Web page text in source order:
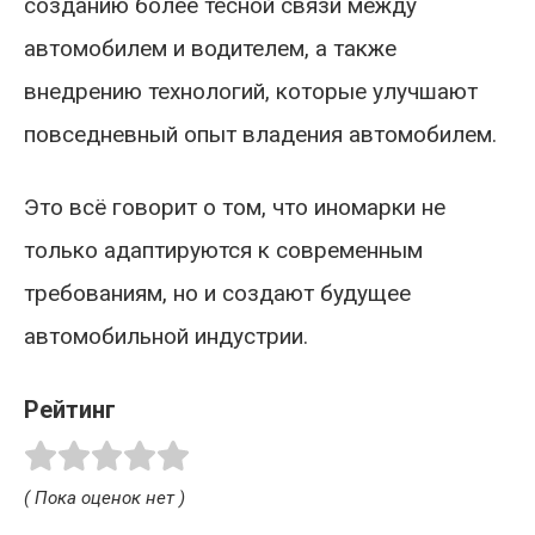
автомобилем и водителем, а также
внедрению технологий, которые улучшают
повседневный опыт владения автомобилем.
Это всё говорит о том, что иномарки не
только адаптируются к современным
требованиям, но и создают будущее
автомобильной индустрии.
Рейтинг
( Пока оценок нет )